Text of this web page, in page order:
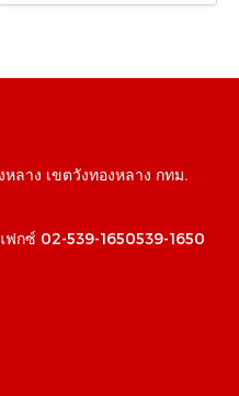
ลาง เขตวังทองหลาง กทม.
กซ์ 02-539-1650539-1650